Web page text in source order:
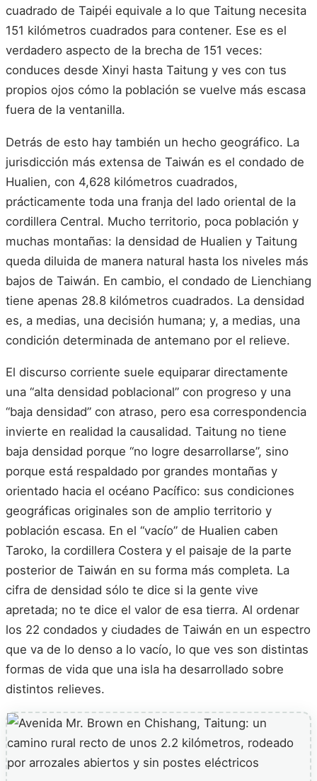
cuadrado de Taipéi equivale a lo que Taitung necesita
151 kilómetros cuadrados para contener. Ese es el
verdadero aspecto de la brecha de 151 veces:
conduces desde Xinyi hasta Taitung y ves con tus
propios ojos cómo la población se vuelve más escasa
fuera de la ventanilla.
Detrás de esto hay también un hecho geográfico. La
jurisdicción más extensa de Taiwán es el condado de
Hualien, con 4,628 kilómetros cuadrados,
prácticamente toda una franja del lado oriental de la
cordillera Central. Mucho territorio, poca población y
muchas montañas: la densidad de Hualien y Taitung
queda diluida de manera natural hasta los niveles más
bajos de Taiwán. En cambio, el condado de Lienchiang
tiene apenas 28.8 kilómetros cuadrados. La densidad
es, a medias, una decisión humana; y, a medias, una
condición determinada de antemano por el relieve.
El discurso corriente suele equiparar directamente
una “alta densidad poblacional” con progreso y una
“baja densidad” con atraso, pero esa correspondencia
invierte en realidad la causalidad. Taitung no tiene
baja densidad porque “no logre desarrollarse”, sino
porque está respaldado por grandes montañas y
orientado hacia el océano Pacífico: sus condiciones
geográficas originales son de amplio territorio y
población escasa. En el “vacío” de Hualien caben
Taroko, la cordillera Costera y el paisaje de la parte
posterior de Taiwán en su forma más completa. La
cifra de densidad sólo te dice si la gente vive
apretada; no te dice el valor de esa tierra. Al ordenar
los 22 condados y ciudades de Taiwán en un espectro
que va de lo denso a lo vacío, lo que ves son distintas
formas de vida que una isla ha desarrollado sobre
distintos relieves.